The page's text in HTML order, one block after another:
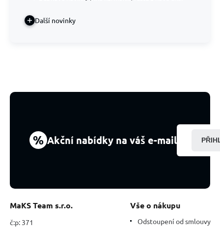
Další novinky
% Akční nabídky na váš e-mail
MaKS Team s.r.o.
č:p: 371
Vše o nákupu
Odstoupení od smlouvy